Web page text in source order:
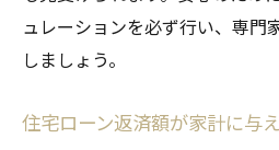
ュレーションを必ず行い、専門
しましょう。
住宅ローン返済額が家計に与